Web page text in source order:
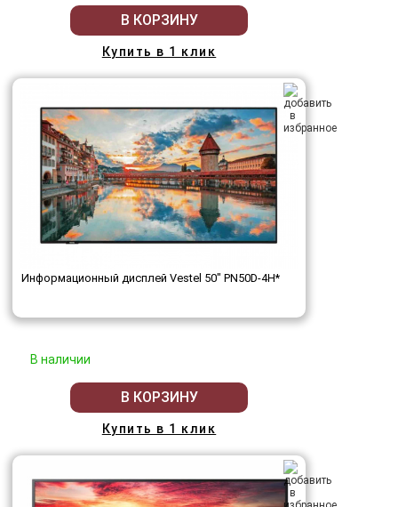
В КОРЗИНУ
Купить в 1 клик
Информационный дисплей Vestel 50" PN50D-4H*
В наличии
В КОРЗИНУ
Купить в 1 клик